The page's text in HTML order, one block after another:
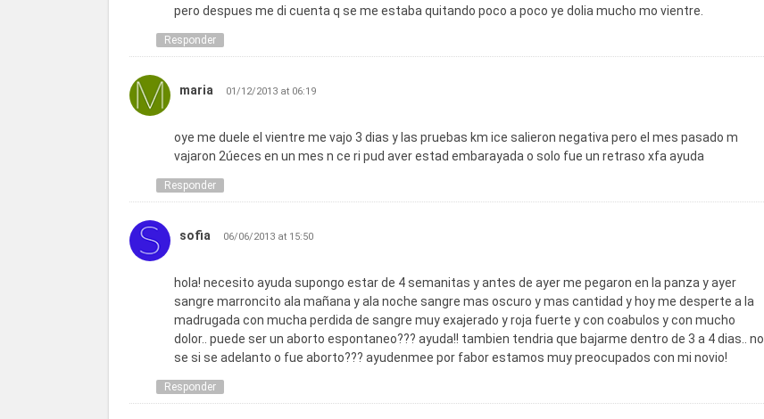
pero despues me di cuenta q se me estaba quitando poco a poco ye dolia mucho mo vientre.
Responder
maria 01/12/2013 at 06:19
oye me duele el vientre me vajo 3 dias y las pruebas km ice salieron negativa pero el mes pasado m
vajaron 2úeces en un mes n ce ri pud aver estad embarayada o solo fue un retraso xfa ayuda
Responder
sofia 06/06/2013 at 15:50
hola! necesito ayuda supongo estar de 4 semanitas y antes de ayer me pegaron en la panza y ayer
sangre marroncito ala mañana y ala noche sangre mas oscuro y mas cantidad y hoy me desperte a la
madrugada con mucha perdida de sangre muy exajerado y roja fuerte y con coabulos y con mucho
dolor.. puede ser un aborto espontaneo??? ayuda!! tambien tendria que bajarme dentro de 3 a 4 dias.. no
se si se adelanto o fue aborto??? ayudenmee por fabor estamos muy preocupados con mi novio!
Responder